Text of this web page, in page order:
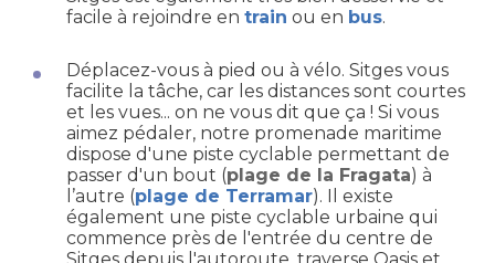
facile à rejoindre en train ou en bus.
Déplacez-vous à pied ou à vélo. Sitges vous
facilite la tâche, car les distances sont courtes
et les vues... on ne vous dit que ça ! Si vous
aimez pédaler, notre promenade maritime
dispose d'une piste cyclable permettant de
passer d'un bout (plage de la Fragata) à
l’autre (plage de Terramar). Il existe
également une piste cyclable urbaine qui
commence près de l'entrée du centre de
Sitges depuis l'autoroute, traverse Oasis et